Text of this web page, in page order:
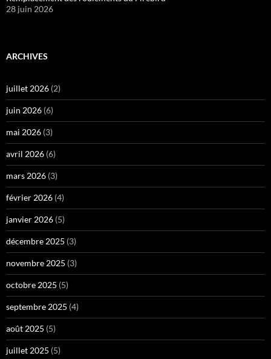
28 juin 2026
ARCHIVES
juillet 2026 (2)
juin 2026 (6)
mai 2026 (3)
avril 2026 (6)
mars 2026 (3)
février 2026 (4)
janvier 2026 (5)
décembre 2025 (3)
novembre 2025 (3)
octobre 2025 (5)
septembre 2025 (4)
août 2025 (5)
juillet 2025 (5)